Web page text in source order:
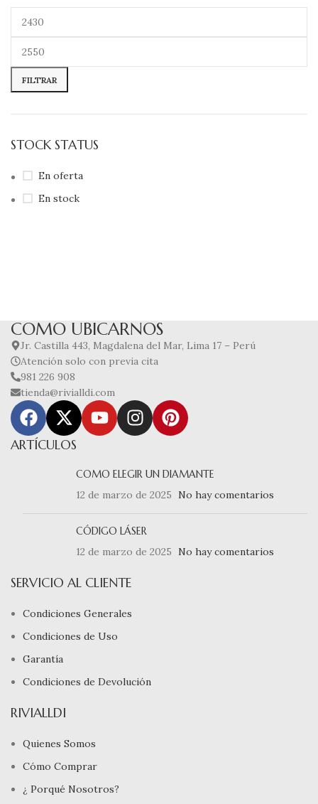
FILTRAR
STOCK STATUS
En oferta
En stock
COMO UBICARNOS
Jr. Castilla 443, Magdalena del Mar, Lima 17 – Perú
Atención solo con previa cita
981 226 908
tienda@rivialldi.com
ARTÍCULOS
COMO ELEGIR UN DIAMANTE
12 de marzo de 2025
No hay comentarios
CÓDIGO LÁSER
12 de marzo de 2025
No hay comentarios
SERVICIO AL CLIENTE
Condiciones Generales
Condiciones de Uso
Garantía
Condiciones de Devolución
RIVIALLDI
Quienes Somos
Cómo Comprar
¿ Porqué Nosotros?